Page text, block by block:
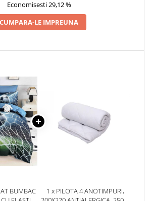
Economisesti 29,12 %
CUMPARA-LE IMPREUNA
BUMBAC
1 x PILOTA 4 ANOTIMPURI,